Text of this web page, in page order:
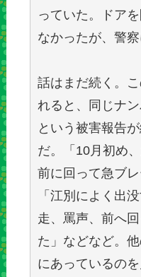
っていた。ドア
なかったが、警
話はまだ続く。
れると、同じナ
という被害報告
だ。「10月初め
前に回って急ブ
「江別によく出
走、罵声、前へ
た」などなど。
にあっているの